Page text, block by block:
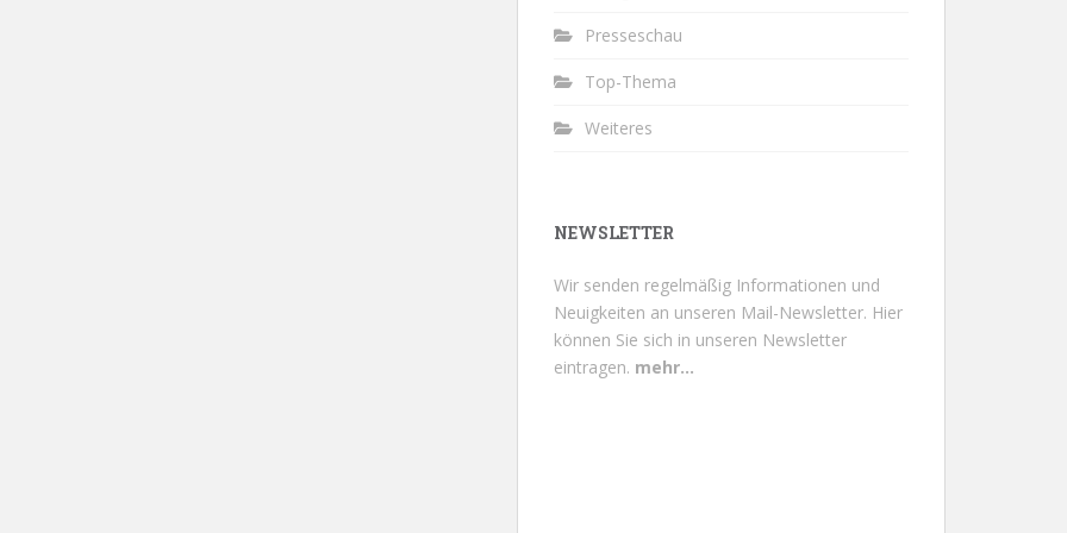
Presseschau
Top-Thema
Weiteres
NEWSLETTER
Wir senden regelmäßig Informationen und
Neuigkeiten an unseren Mail-Newsletter. Hier
können Sie sich in unseren Newsletter
eintragen. mehr...